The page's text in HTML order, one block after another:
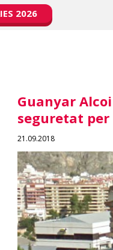
2026
Guanyar
seguretat
21.09.2018